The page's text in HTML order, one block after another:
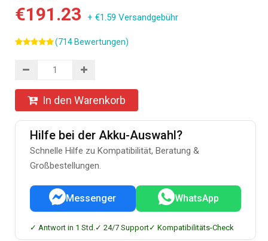
€191.23 + €1.59 Versandgebühr
(714 Bewertungen)
In den Warenkorb
Hilfe bei der Akku-Auswahl?
Schnelle Hilfe zu Kompatibilität, Beratung &
Großbestellungen.
Messenger WhatsApp
✓ Antwort in 1 Std.✓ 24/7 Support✓ Kompatibilitäts-Check